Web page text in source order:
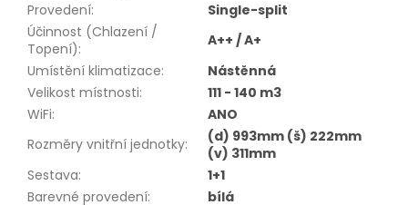
Provedení:
Single-split
Účinnost (Chlazení /
Topení):
A++ / A+
Umístění klimatizace:
Nástěnná
Velikost místnosti:
111 - 140 m3
WiFi:
ANO
Rozměry vnitřní jednotky:
(d) 993mm (š) 222mm
(v) 311mm
Sestava:
1+1
Barevné provedení:
bílá